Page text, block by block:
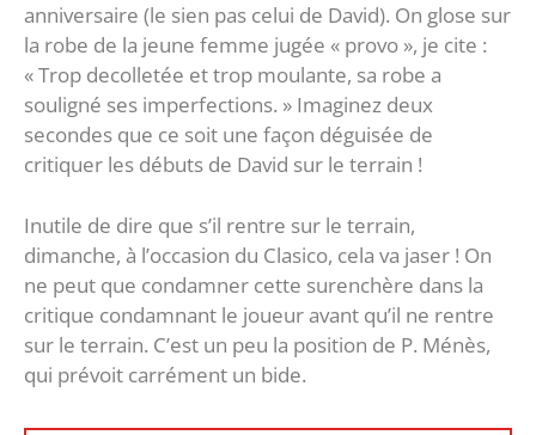
anniversaire (le sien pas celui de David). On glose sur
la robe de la jeune femme jugée « provo », je cite :
« Trop decolletée et trop moulante, sa robe a
souligné ses imperfections. » Imaginez deux
secondes que ce soit une façon déguisée de
critiquer les débuts de David sur le terrain !
Inutile de dire que s’il rentre sur le terrain,
dimanche, à l’occasion du Clasico, cela va jaser ! On
ne peut que condamner cette surenchère dans la
critique condamnant le joueur avant qu’il ne rentre
sur le terrain. C’est un peu la position de P. Ménès,
qui prévoit carrément un bide.